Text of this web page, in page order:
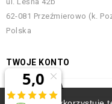
62-081 Przeźmierowo (k.
Polska
TWOJE KONTO
INFORMACJA